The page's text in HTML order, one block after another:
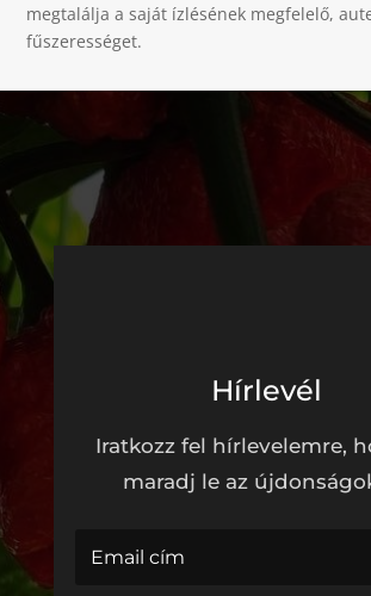
megtalálja a saját ízlésének megfelelő,
fűszerességet.
Hírlevél
Iratkozz fel hírlevelemre,
maradj le az